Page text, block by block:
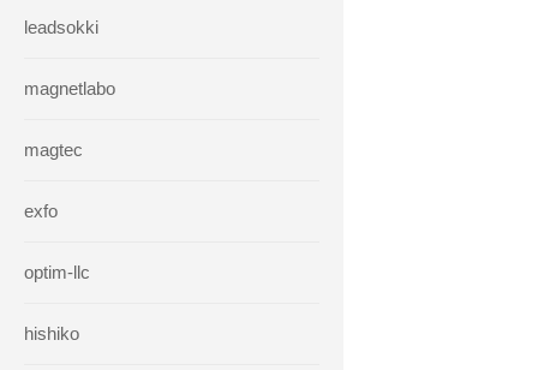
leadsokki
magnetlabo
magtec
exfo
optim-llc
hishiko